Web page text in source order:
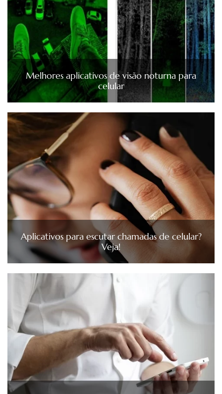
Melhores aplicativos de visão noturna para
celular
Aplicativos para escutar chamadas de celular?
Veja!